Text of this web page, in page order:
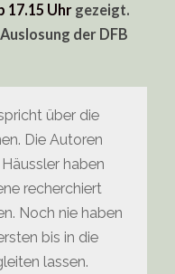
17.15 Uhr gezeigt.
der DFB
über die
Die Autoren
haben
recherchiert
Noch nie haben
bis in die
lassen.